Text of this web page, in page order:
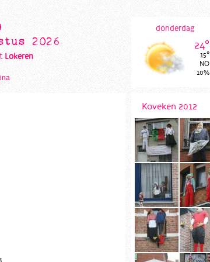
2026
Lokeren
donderdag
24°
15°
NO
10%
Koveken 2012